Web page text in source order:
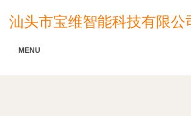
汕头市宝维智能科技有限公
MENU